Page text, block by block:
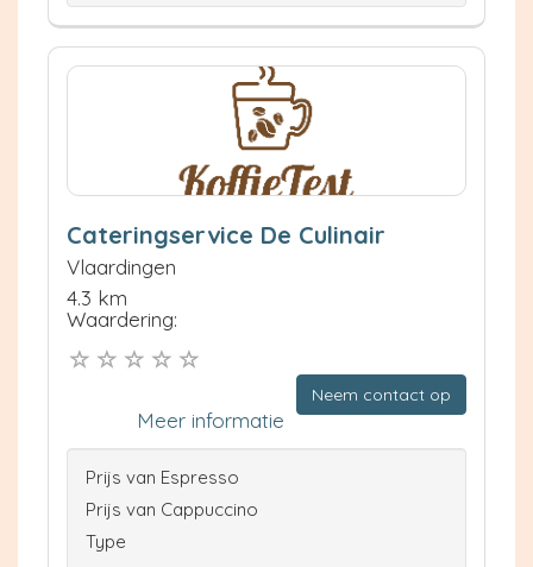
Cateringservice De Culinair
Vlaardingen
4.3 km
Waardering:
Neem contact op
Meer informatie
Prijs van Espresso
Prijs van Cappuccino
Type